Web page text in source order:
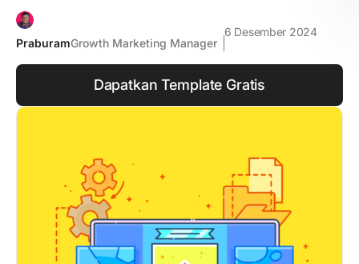
PraburamGrowth Marketing Manager
6 Desember 2024
Dapatkan Template Gratis